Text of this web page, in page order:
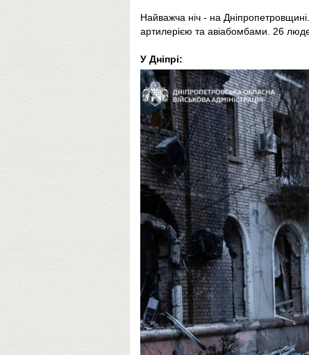
Найважча ніч - на
артилерією та авіабомбами. 26
У Дніпрі: